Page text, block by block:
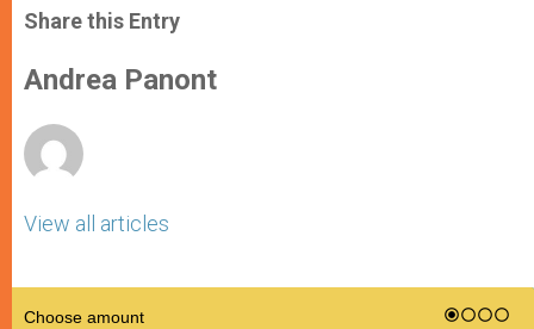
t
s
p
p
s
e
g
e
e
b
o
k
r
Share this Entry
Andrea Panont
View all articles